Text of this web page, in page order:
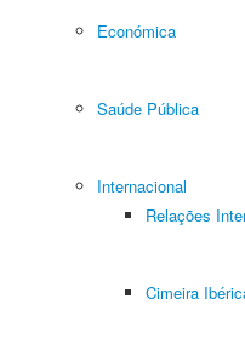
Económica
Saúde Pública
Internacional
Relações
Cimeira